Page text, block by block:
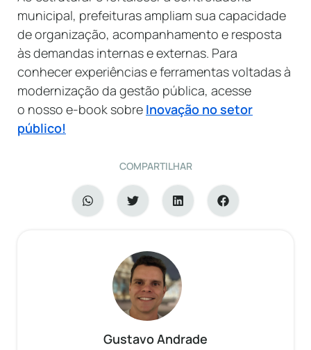
municipal, prefeituras ampliam sua capacidade
de organização, acompanhamento e resposta
às demandas internas e externas. Para
conhecer experiências e ferramentas voltadas à
modernização da gestão pública, acesse
o nosso e-book sobre Inovação no setor
público!
COMPARTILHAR
Gustavo Andrade